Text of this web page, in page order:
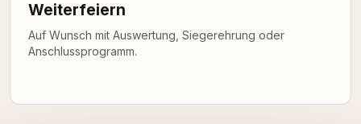
Weiterfeiern
Auf Wunsch mit Auswertung, Siegerehrung oder
Anschlussprogramm.